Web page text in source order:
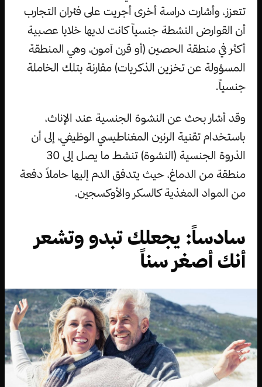
تتعزز، وأشارت دراسة أخرى أجريت على فئران التجارب
أن القوارض النشطة جنسياً كانت لديها خلايا عصبية
أكثر في منطقة الحصين (أو قرن آمون، وهي المنطقة
المسؤولة عن تخزين الذكريات) مقارنة بتلك الخاملة
جنسياً.
وقد أشار بحث عن النشوة الجنسية عند الإناث،
باستخدام تقنية الرنين المغناطيسي الوظيفي، إلى أن
الذروة الجنسية (النشوة) تنشط ما يصل إلى 30
منطقة من الدماغ، حيث يتدفق الدم إليها حاملاً دفعة
من المواد المغذية كالسكر والأوكسجين.
سادساً: يجعلك تبدو وتشعر
أنك أصغر سناً